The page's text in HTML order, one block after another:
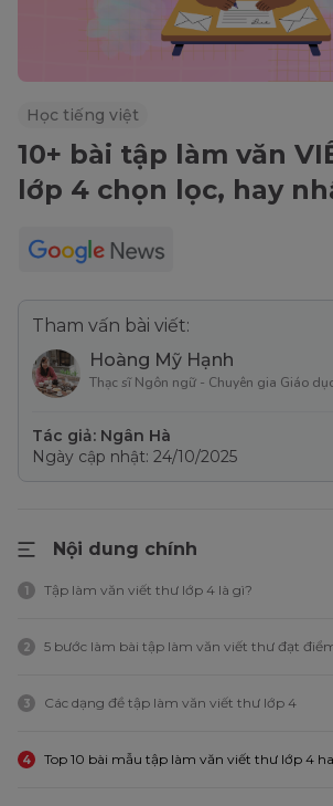
Học tiếng việt
10+ bài tập làm văn
lớp 4 chọn lọc, hay
Tham vấn bài viết:
Hoàng Mỹ Hạnh
Thạc sĩ Ngôn ngữ - Chuyên gia Giáo
Tác giả: Ngân Hà
Ngày cập nhật: 24/10/2025
Nội dung chính
1 Tập làm văn viết thư lớp 4 là gì?
2 5 bước làm bài tập làm văn viết thư đạt
3 Các dạng đề tập làm văn viết thư lớp 4
4 Top 10 bài mẫu tập làm văn viết thư lớp 4